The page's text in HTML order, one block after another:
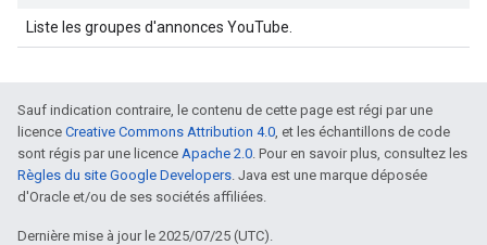
Liste les groupes d'annonces YouTube.
Sauf indication contraire, le contenu de cette page est régi par une
licence Creative Commons Attribution 4.0, et les échantillons de code
sont régis par une licence Apache 2.0. Pour en savoir plus, consultez les
Règles du site Google Developers. Java est une marque déposée
d'Oracle et/ou de ses sociétés affiliées.
Dernière mise à jour le 2025/07/25 (UTC).